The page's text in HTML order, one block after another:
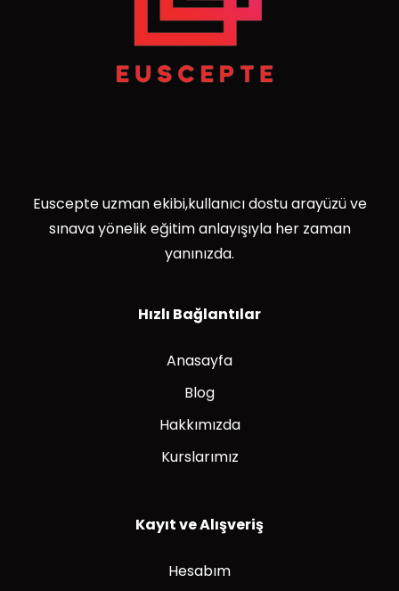
Euscepte uzman ekibi,kullanıcı dostu arayüzü ve
sınava yönelik eğitim anlayışıyla her zaman
yanınızda.
Hızlı Bağlantılar
Anasayfa
Blog
Hakkımızda
Kurslarımız
Kayıt ve Alışveriş
Hesabım